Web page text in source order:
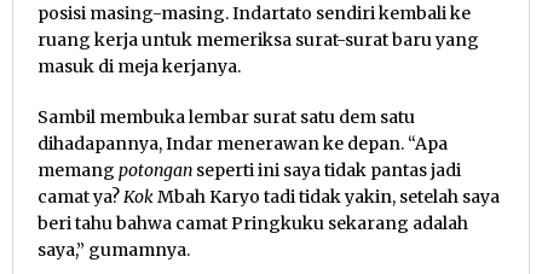
posisi masing-masing. Indartato sendiri kembali ke
ruang kerja untuk memeriksa surat-surat baru yang
masuk di meja kerjanya.
Sambil membuka lembar surat satu dem satu
dihadapannya, Indar menerawan ke depan. “Apa
memang potongan seperti ini saya tidak pantas jadi
camat ya?KokMbah Karyo tadi tidak yakin, setelah saya
beri tahu bahwa camat Pringkuku sekarang adalah
saya,” gumamnya.